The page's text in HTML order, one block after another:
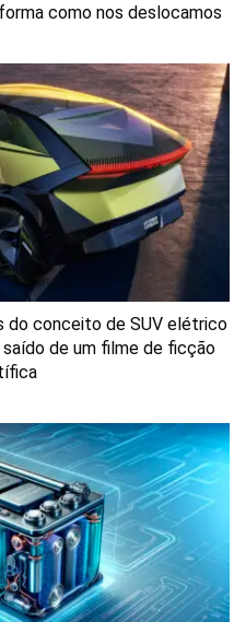
como nos deslocamos
do conceito de SUV elétrico
de um filme de ficção